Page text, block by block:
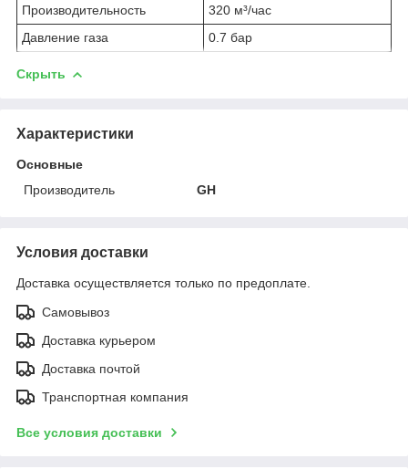
Производительность
320 м³/час
Давление газа
0.7 бар
Скрыть
Характеристики
Основные
Производитель
GH
Условия доставки
Доставка осуществляется только по предоплате.
Самовывоз
Доставка курьером
Доставка почтой
Транспортная компания
Все условия доставки